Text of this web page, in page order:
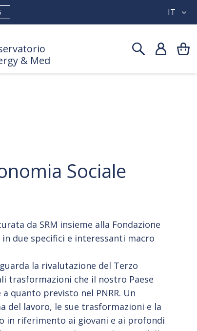
IT
& Med
Sociale
da SRM insieme alla Fondazione
due specifici e interessanti macro
la rivalutazione del Terzo
trasformazioni che il nostro Paese
quanto previsto nel PNRR. Un
del lavoro, le sue trasformazioni e la
in riferimento ai giovani e ai profondi